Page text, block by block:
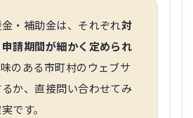
・補助金は、それぞれ対
請期間が細かく定められ
のある市町村のウェブサ
か、直接問い合わせてみ
です。